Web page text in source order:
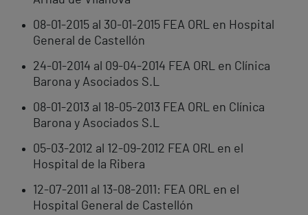
08-01-2015 al 30-01-2015 FEA ORL en Hospital
General de Castellón
24-01-2014 al 09-04-2014 FEA ORL en Clínica
Barona y Asociados S.L
08-01-2013 al 18-05-2013 FEA ORL en Clínica
Barona y Asociados S.L
05-03-2012 al 12-09-2012 FEA ORL en el
Hospital de la Ribera
12-07-2011 al 13-08-2011: FEA ORL en el
Hospital General de Castellón